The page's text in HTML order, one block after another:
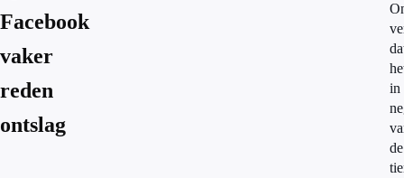
Facebook
vaker
reden
ontslag
in
de